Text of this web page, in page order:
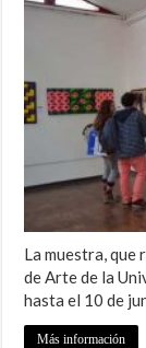
La muestra, que
de Arte de la
hasta el 10 de
Más información